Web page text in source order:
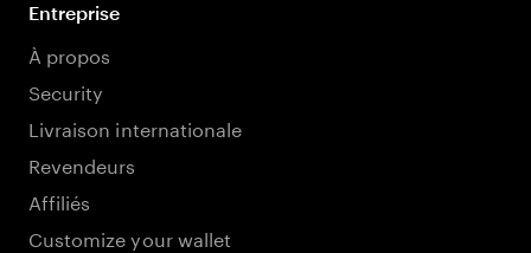
Entreprise
À propos
Security
Livraison internationale
Revendeurs
Affiliés
Customize your wallet